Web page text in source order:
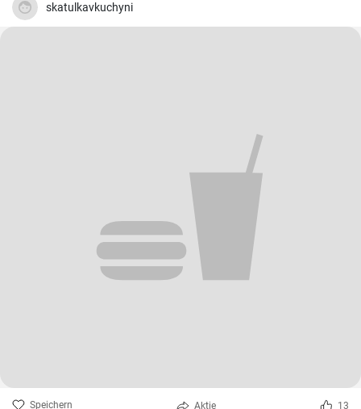
skatulkavkuchyni
Speichern Aktie 13